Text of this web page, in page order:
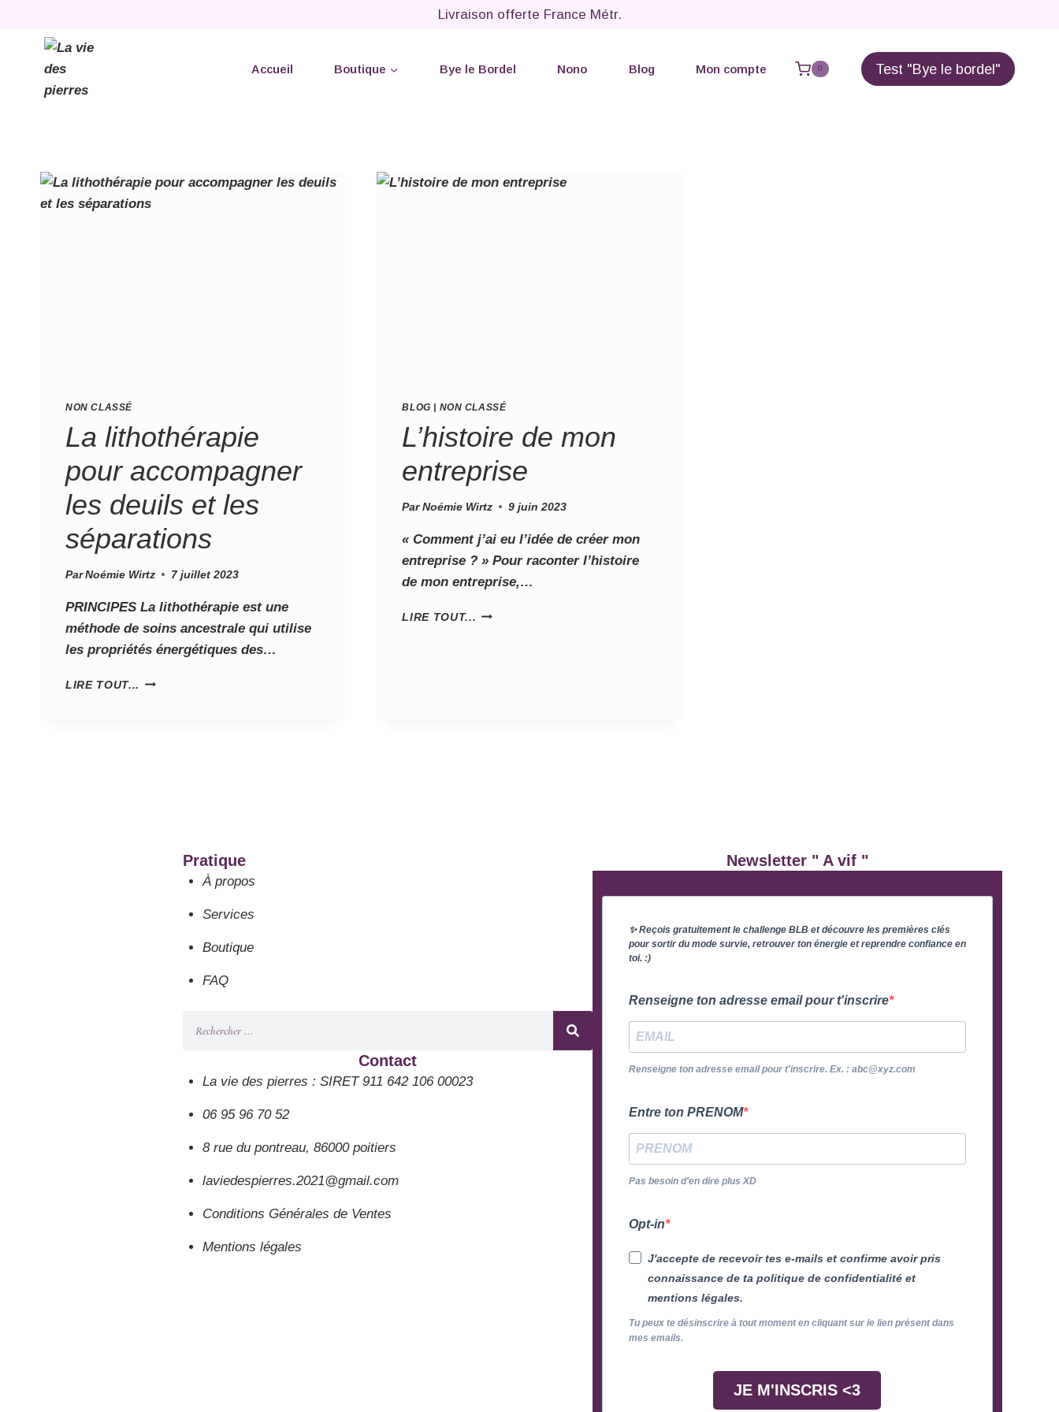
Livraison offerte France Métr.
Accueil Boutique Bye le Bordel Nono Blog Mon compte 0 Test "Bye le bordel"
NON CLASSÉ
La lithothérapie
pour accompagner
les deuils et les
séparations
Par Noémie Wirtz 7 juillet 2023
PRINCIPES La lithothérapie est une
méthode de soins ancestrale qui utilise
les propriétés énergétiques des…
LIRE TOUT...
BLOG NON CLASSÉ
L’histoire de mon
entreprise
Par Noémie Wirtz 9 juin 2023
« Comment j’ai eu l’idée de créer mon
entreprise ? » Pour raconter l’histoire
de mon entreprise,…
LIRE TOUT...
Pratique
À propos
Services
Boutique
FAQ
Contact
La vie des pierres : SIRET 911 642 106 00023
06 95 96 70 52
8 rue du pontreau, 86000 poitiers
laviedespierres.2021@gmail.com
Conditions Générales de Ventes
Mentions légales
Newsletter " A vif "
✨ Reçois gratuitement le challenge BLB et découvre les premières clés
pour sortir du mode survie, retrouver ton énergie et reprendre confiance en
toi. :)
Renseigne ton adresse email pour t'inscrire
Renseigne ton adresse email pour t'inscrire. Ex. : abc@xyz.com
Entre ton PRENOM
Pas besoin d'en dire plus XD
Opt-in
J'accepte de recevoir tes e-mails et confirme avoir pris
connaissance de ta politique de confidentialité et
mentions légales.
Tu peux te désinscrire à tout moment en cliquant sur le lien présent dans
mes emails.
JE M'INSCRIS <3